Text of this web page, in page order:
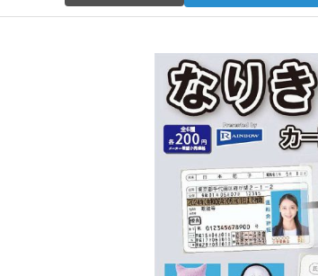
入荷スケジュールをチェック
カプセルトイマシン本体